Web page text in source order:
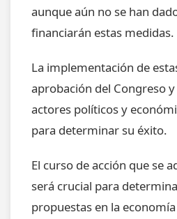
aunque aún no se han
financiarán estas medidas.
La implementación de
aprobación del Congreso
actores políticos y
para determinar su éxito.
El curso de acción que se
será crucial para
propuestas en la